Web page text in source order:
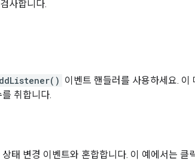
사합니다.
이벤트 핸들러를 사용하세요. 이
취합니다.
태 변경 이벤트와 혼합합니다. 이 예에서는 클